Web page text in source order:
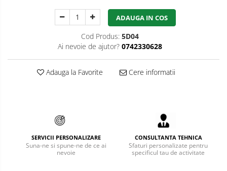
Sorturi de protectie
Carabiniere
ADAUGA IN COS
Cod Produs: 5D04
Ai nevoie de ajutor? 0742330628
Adauga la Favorite Cere informatii
SERVICII PERSONALIZARE
Suna-ne si spune-ne de ce ai
nevoie
CONSULTANTA TEHNICA
Sfaturi personalizate pentru
specificul tau de activitate